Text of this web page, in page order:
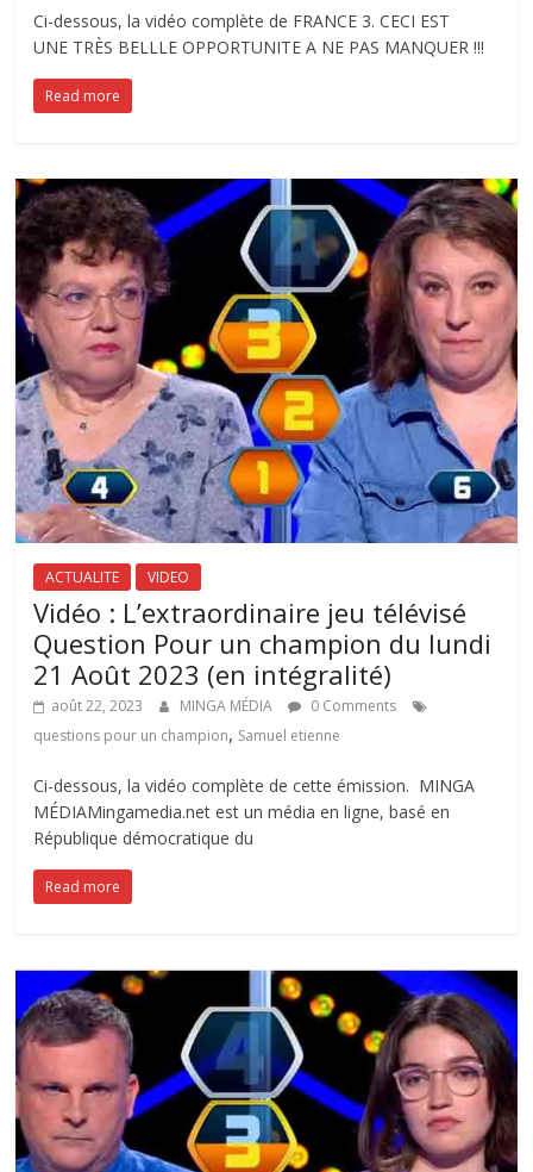
Ci-dessous, la vidéo complète de FRANCE 3. CECI EST
UNE TRÈS BELLLE OPPORTUNITE A NE PAS MANQUER !!!
Read more
ACTUALITE VIDEO
Vidéo : L’extraordinaire jeu télévisé
Question Pour un champion du lundi
21 Août 2023 (en intégralité)
août 22, 2023 MINGA MÉDIA
0 Comments
questions pour un champion, Samuel etienne
Ci-dessous, la vidéo complète de cette émission. MINGA
MÉDIAMingamedia.net est un média en ligne, basé en
République démocratique du
Read more